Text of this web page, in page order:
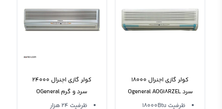
کولر گازی اجنرال 18000
سرد Ogeneral AOG18RZEL
T3 ظرفیت 18000Btu
کولر گازی اجنرال 24000
سرد و گرم OGeneral
ASG24RBAJظرفیت 24 هزار